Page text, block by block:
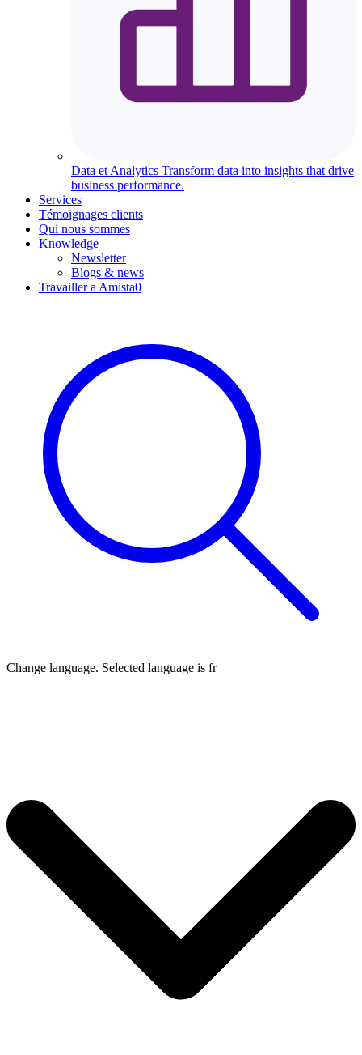
Data et Analytics Transform data into insights that drive
business performance.
Services
Témoignages clients
Qui nous sommes
Knowledge
Newsletter
Blogs & news
Travailler a Amista0
Change language. Selected language is fr